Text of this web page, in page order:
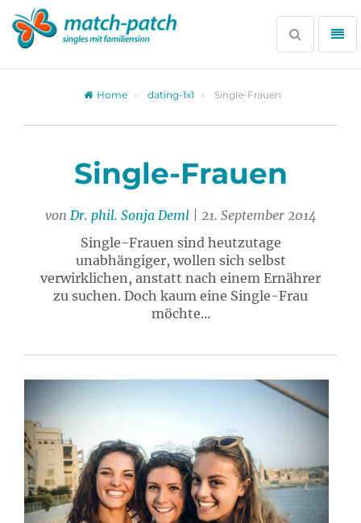
Zur
Partnersuche
Suche
öffnen
Home dating-1x1 Single-Frauen
Single-Frauen
von Dr. phil. Sonja Deml| 21. September 2014
Single-Frauen sind heutzutage
unabhängiger, wollen sich selbst
verwirklichen, anstatt nach einem Ernährer
zu suchen. Doch kaum eine Single-Frau
möchte...